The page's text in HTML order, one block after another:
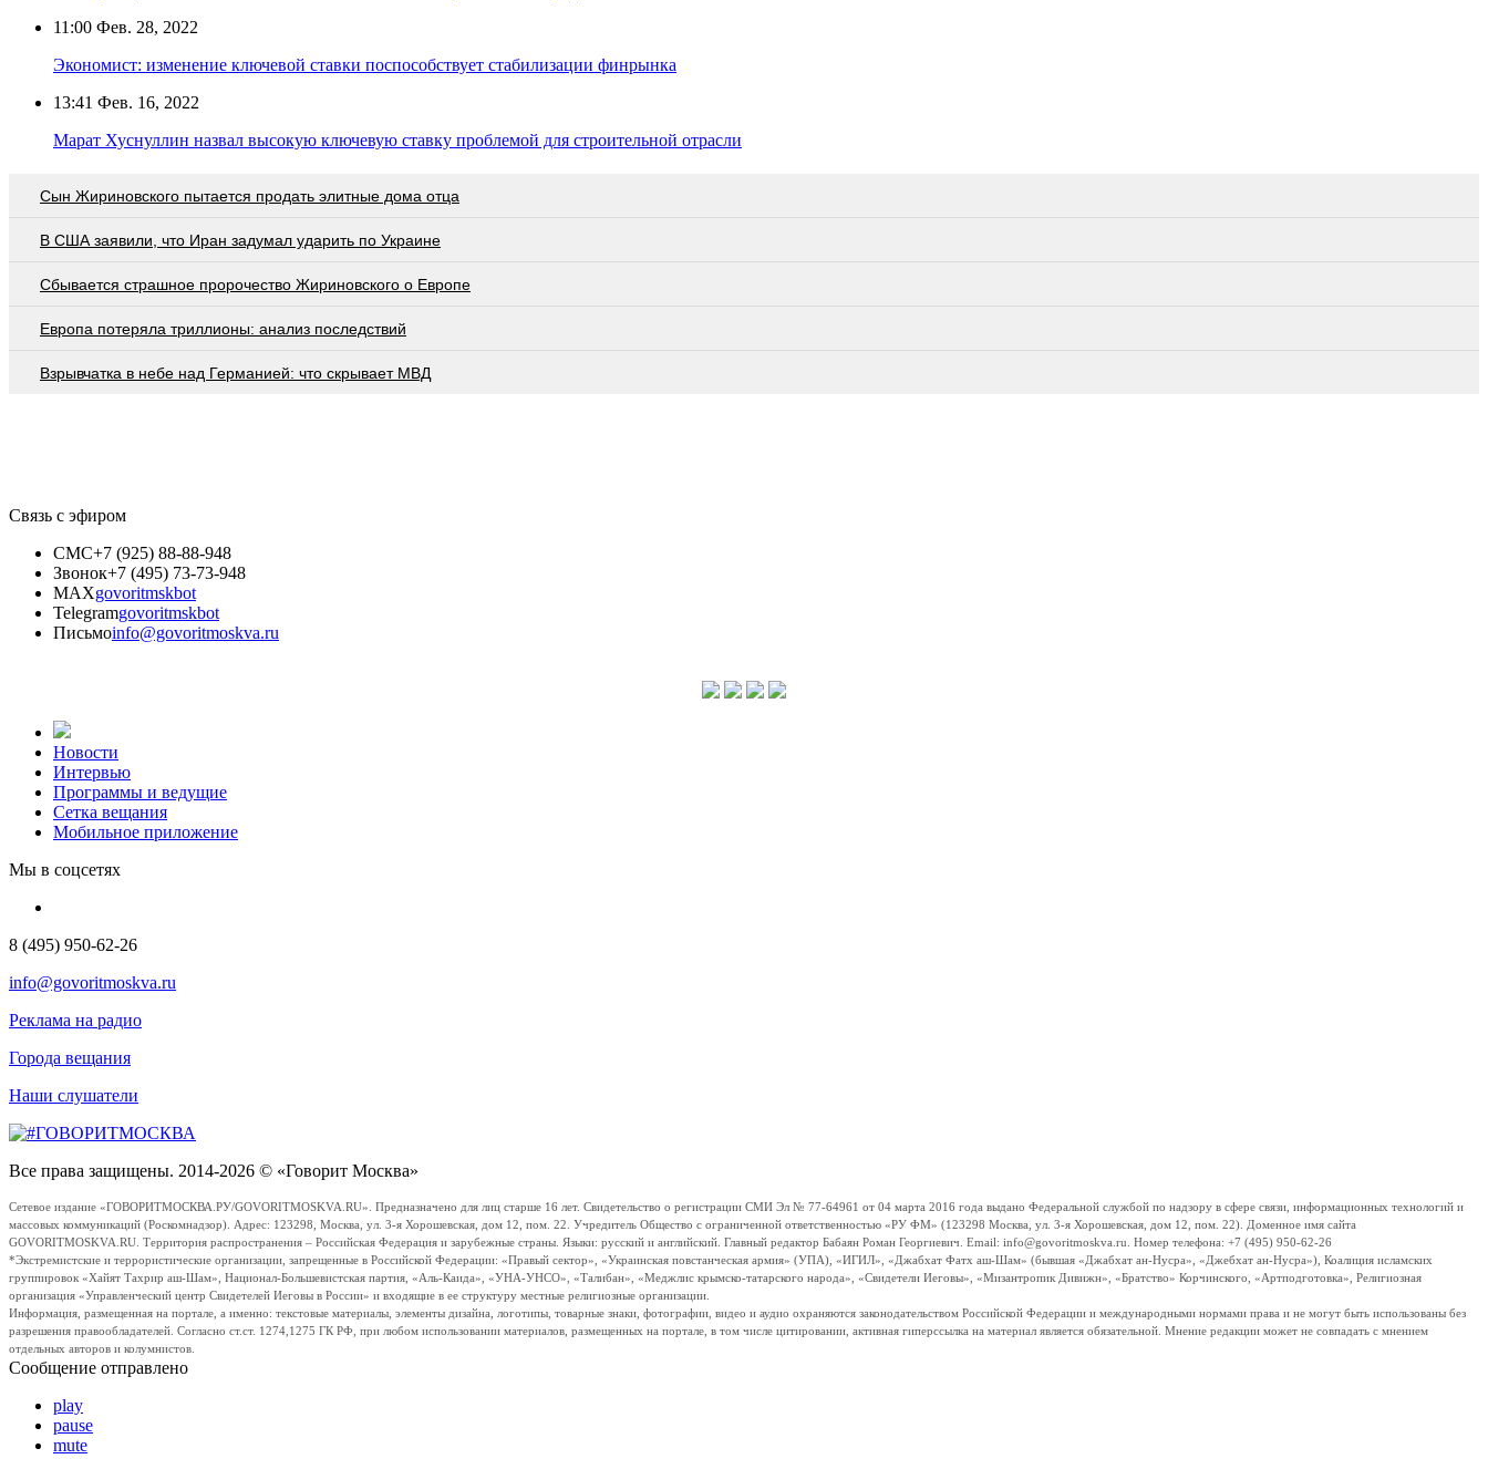
11:00 Фев. 28, 2022
Экономист: изменение ключевой ставки поспособствует стабилизации финрынка
13:41 Фев. 16, 2022
Марат Хуснуллин назвал высокую ключевую ставку проблемой для строительной отрасли
Сын Жириновского пытается продать элитные дома отца
В США заявили, что Иран задумал ударить по Украине
Сбывается страшное пророчество Жириновского о Европе
Европа потеряла триллионы: анализ последствий
Взрывчатка в небе над Германией: что скрывает МВД
Связь с эфиром
СМС+7 (925) 88-88-948
Звонок+7 (495) 73-73-948
MAXgovoritmskbot
Telegramgovoritmskbot
Письмоinfo@govoritmoskva.ru
Новости
Интервью
Программы и ведущие
Сетка вещания
Мобильное приложение
Мы в соцсетях
8 (495) 950-62-26
info@govoritmoskva.ru
Реклама на радио
Города вещания
Наши слушатели
Все права защищены. 2014-2026 © «Говорит Москва»
Сетевое издание «ГОВОРИТМОСКВА.РУ/GOVORITMOSKVA.RU». Предназначено для лиц старше 16 лет. Свидетельство о регистрации СМИ Эл № 77-64961 от 04 марта 2016 года выдано Федеральной службой по надзору в сфере связи, информационных технологий и
массовых коммуникаций (Роскомнадзор). Адрес: 123298, Москва, ул. 3-я Хорошевская, дом 12, пом. 22. Учредитель Общество с ограниченной ответственностью «РУ ФМ» (123298 Москва, ул. 3-я Хорошевская, дом 12, пом. 22). Доменное имя сайта
GOVORITMOSKVA.RU. Территория распространения – Российская Федерация и зарубежные страны. Языки: русский и английский. Главный редактор Бабаян Роман Георгиевич. Email: info@govoritmoskva.ru. Номер телефона: +7 (495) 950-62-26
*Экстремистские и террористические организации, запрещенные в Российской Федерации: «Правый сектор», «Украинская повстанческая армия» (УПА), «ИГИЛ», «Джабхат Фатх аш-Шам» (бывшая «Джабхат ан-Нусра», «Джебхат ан-Нусра»), Коалиция исламских
группировок «Хайят Тахрир аш-Шам», Национал-Большевистская партия, «Аль-Каида», «УНА-УНСО», «Талибан», «Меджлис крымско-татарского народа», «Свидетели Иеговы», «Мизантропик Дивижн», «Братство» Корчинского, «Артподготовка», Религиозная
организация «Управленческий центр Свидетелей Иеговы в России» и входящие в ее структуру местные религиозные организации.
Информация, размещенная на портале, а именно: текстовые материалы, элементы дизайна, логотипы, товарные знаки, фотографии, видео и аудио охраняются законодательством Российской Федерации и международными нормами права и не могут быть использованы без
разрешения правообладателей. Согласно ст.ст. 1274,1275 ГК РФ, при любом использовании материалов, размещенных на портале, в том числе цитировании, активная гиперссылка на материал является обязательной. Мнение редакции может не совпадать с мнением
отдельных авторов и колумнистов.
Сообщение отправлено
play
pause
mute